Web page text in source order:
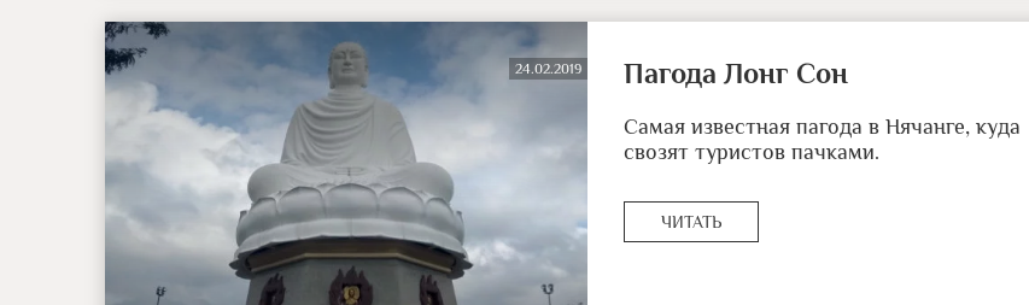
24.02.2019 Пагода Лонг Сон
Самая известная пагода в Нячанге, куда
свозят туристов пачками.
ЧИТАТЬ